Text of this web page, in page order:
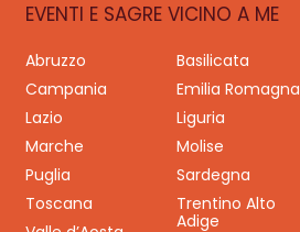
EVENTI E SAGRE VICINO A ME
Abruzzo Basilicata
Campania
Emilia Romagna
Lazio
Liguria
Marche
Molise
Puglia
Sardegna
Toscana
Trentino Alto
Adige